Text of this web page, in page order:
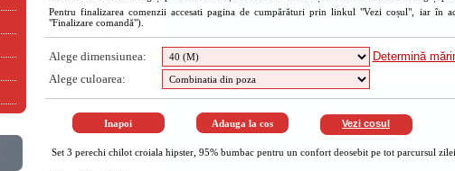
Pentru finalizarea comenzii accesati pagina de cumpărături prin linkul "Vezi coșul", iar în
"Finalizare comandă").
Alege dimensiunea:
Determină
Alege culoarea:
Vezi cosul
Set 3 perechi chilot croiala hipster, 95% bumbac pentru un confort deosebit pe tot parcursul zilei.